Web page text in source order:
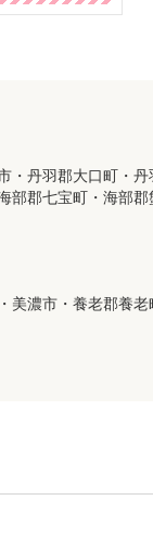
・丹羽郡大口町・
部郡七宝町・海部
美濃市・養老郡養老